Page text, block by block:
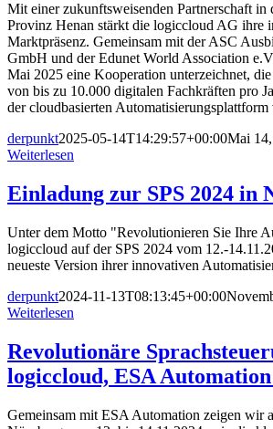
Mit einer zukunftsweisenden Partnerschaft in
Provinz Henan stärkt die logiccloud AG ihre
Marktpräsenz. Gemeinsam mit der ASC
GmbH und der Edunet World Association
Mai 2025 eine Kooperation unterzeichnet,
von bis zu 10.000 digitalen Fachkräften pro
der cloudbasierten
derpunkt2025-05-14T14:29:57+00:00Mai
Weiterlesen
Einladung zur SPS 2024 in
Unter dem Motto "Revolutionieren Sie Ihre
logiccloud auf der SPS 2024 vom 12.-
neueste Version ihrer innovativen
derpunkt2024-11-13T08:13:45+00:00
Weiterlesen
Revolutionäre
logiccloud, ESA
Gemeinsam mit ESA Automation zeigen wir